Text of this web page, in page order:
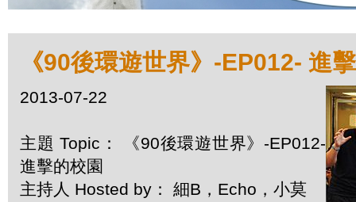
《90後環遊世界》-EP012- 進
2013-07-22
主題 Topic： 《90後環遊世界》-EP012-
進擊的校園
主持人 Hosted by： 細B，Echo，小莫